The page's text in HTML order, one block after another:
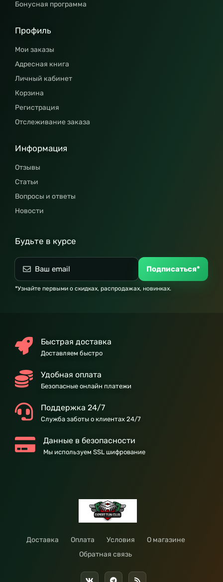
Бонусная программа
Профиль
Мои заказы
Адресная книга
Личный кабинет
Корзина
Регистрация
Отслеживание заказа
Информация
Отзывы
Статьи
Вопросы и ответы
Новости
Будьте в курсе
Подписаться*
*Узнайте первыми о скидках, распродажах, новинках.
Быстрая доставка
Доставляем быстро
Удобная оплата
Безопасные онлайн платежи
Поддержка 24/7
Служба заботы о клиентах 24/7
Данные в безопасности
Мы используем SSL шифрование
Доставка Оплата Условия
О магазине
Обратная связь